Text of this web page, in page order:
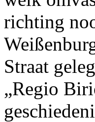
richting
Straat
„Regio